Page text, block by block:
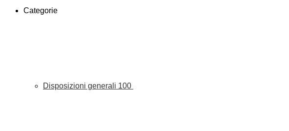
Categorie
Disposizioni generali 100